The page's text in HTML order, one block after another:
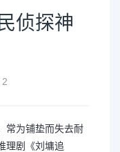
侦探神
2
常为铺垫而失去耐
理剧《刘墉追